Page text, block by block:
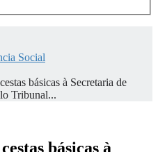
Social
básicas à Secretaria de
Tribunal...
básicas à